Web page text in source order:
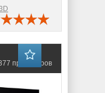
просмотров